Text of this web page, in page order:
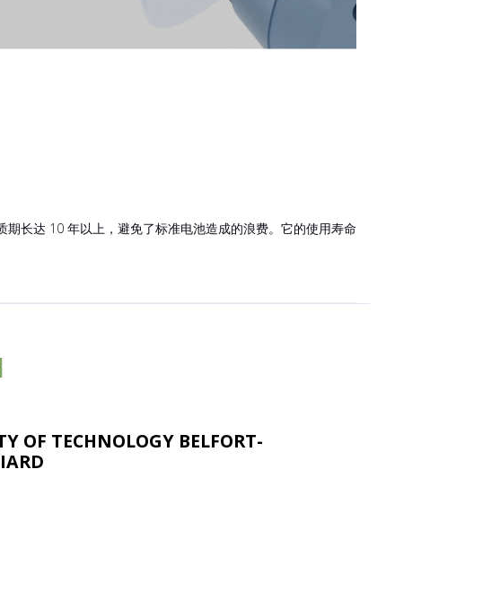
长达 10 年以上，避免了标准电池造成的浪费。它的使用寿命
OF TECHNOLOGY BELFORT-